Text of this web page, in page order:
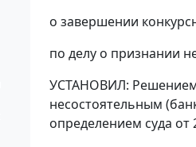
о завершении
по делу о признании
УСТАНОВИЛ: Решением
несостоятельным
определением суда от